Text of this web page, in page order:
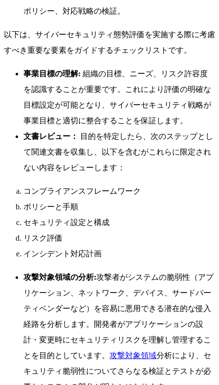
ポリシー、対応戦略の検証。
以下は、サイバーセキュリティ態勢評価を実施する際に考慮
すべき重要な要素をガイドするチェックリストです。
事業目標の理解: 組織の目標、ニーズ、リスク許容度
を認識することが重要です。これにより評価の明確な
目標設定が可能となり、サイバーセキュリティ戦略が
事業目標と適切に整合することを保証します。
文書レビュー：
目的を特定したら、次のステップとし
て関連文書を収集し、以下を含むがこれらに限定され
ない内容をレビューします：
コンプライアンスフレームワーク
ポリシーと手順
セキュリティ設定と構成
リスク評価
インシデント対応計画
攻撃対象領域の分析:攻撃者がシステムの脆弱性（アプ
リケーション、ネットワーク、デバイス、サードパー
ティベンダーなど）を容易に悪用できる潜在的な侵入
経路を分析します。開発者がアプリケーションの設
計・変更時にセキュリティリスクを理解し管理するこ
とを目的としています。 攻撃対象領域分析により、セ
キュリティ脆弱性についてさらなる検証とテストが必